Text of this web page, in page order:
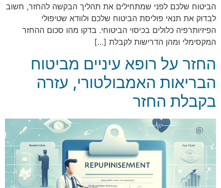
הביטוח שלכם לפני שמתחילים את תהליך הבקשה להחזר, חשוב
לבדוק את תנאי פוליסת הביטוח שלכם ולוודא שטיפולי
הפיזיותרפיה כלולים בכיסוי הביטוחי. בדקו מהו סכום ההחזר
המקסימלי ומהן הדרישות לקבלת […]
החזר על רופא עיניים מביטוח
הבריאות האמבולטורי, עזרה
בקבלת החזר